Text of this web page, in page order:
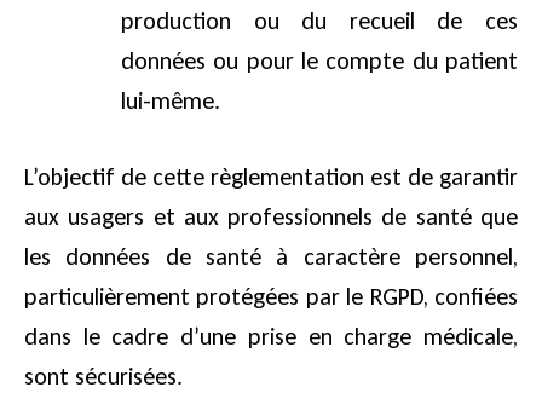
production ou du recueil de ces
données ou pour le compte du patient
lui-même.
L’objectif de cette règlementation est de garantir
aux usagers et aux professionnels de santé que
les données de santé à caractère personnel,
particulièrement protégées par le RGPD, confiées
dans le cadre d’une prise en charge médicale,
sont sécurisées.